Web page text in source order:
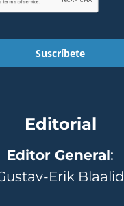
Suscríbete
Editorial
Editor General:
Erik Blaalid